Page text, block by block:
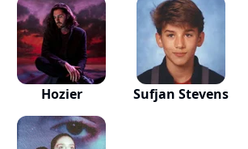
Hozier Sufjan Stevens